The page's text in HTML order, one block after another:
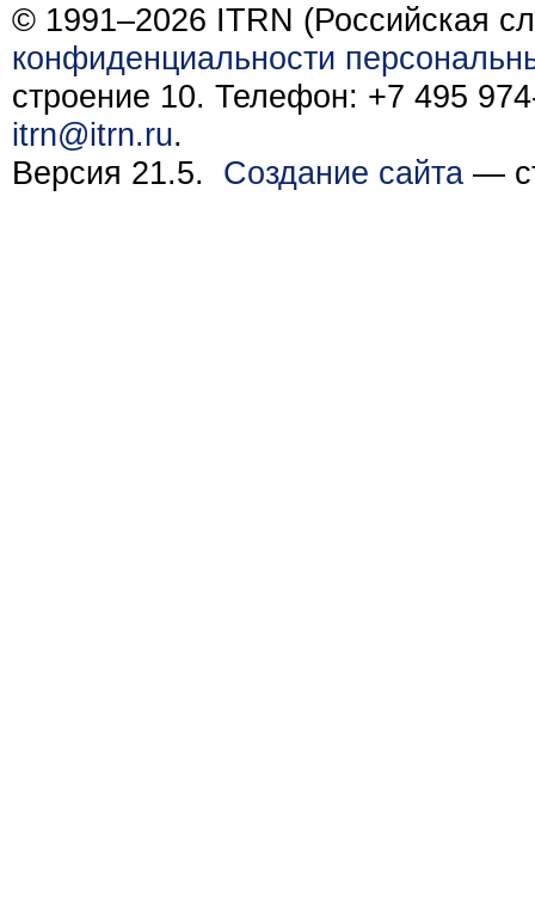
© 1991–2026 ITRN (Российская
конфиденциальности
строение 10. Телефон: +7 495
itrn@itrn.ru.
Версия 21.5. Создание сайта —